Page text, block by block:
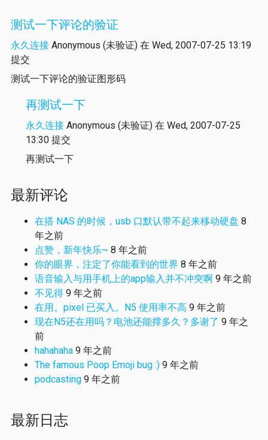
测试一下评论的验证
永久连接 Anonymous (未验证) 在 Wed, 2007-07-25 13:19
提交
测试一下评论的验证图形码
再测试一下
永久连接 Anonymous (未验证) 在 Wed, 2007-07-25
13:30 提交
再测试一下
最新评论
在搭 NAS 的时候，usb 口默认带不起来移动硬盘 8
年之前
点赞，新年快乐~ 8 年之前
你的眼界，注定了你能看到的世界 8 年之前
语音输入与用手机上的app输入并不冲突啊 9 年之前
不见得 9 年之前
在用。pixel 已买入。N5 使用率不高 9 年之前
现在N5还在用吗？电池还能撑多久？多谢了 9 年之
前
hahahaha 9 年之前
The famous Poop Emoji bug :) 9 年之前
podcasting 9 年之前
最新日志